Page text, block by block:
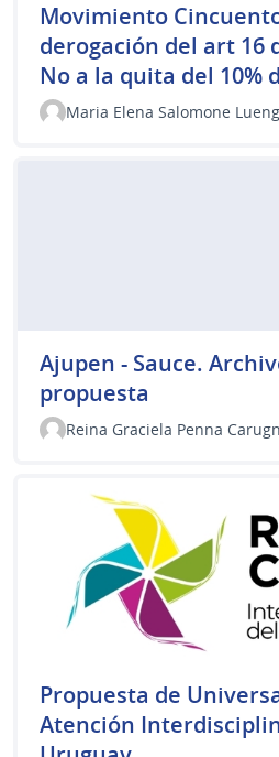
Movimiento
derogación del art 16
No a la quita del 10%
Maria Elena Salomone
Ajupen - Sauce.
propuesta
Reina Graciela Penna
Propuesta de
Atención